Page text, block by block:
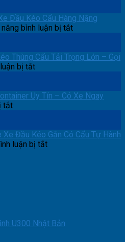
Đầu
Kéo
Bị
Gói:
Tiết
Đầu Kéo Cẩu Hàng Nặng
bình luận bị tắtở
Chi
Đầu
Nặng
Thùng Cẩu Tải Trọng Lớn – Gọi
bị tắtở
Thuê
Thùng
Cẩu
Uy Tín – Có Xe Ngay
tắtở
Thuê
Xe
Ngay
Xe Đầu Kéo Gắn Có Cẩu Tự Hành
luận bị tắtở
Đầu
U300 Nhật Bản